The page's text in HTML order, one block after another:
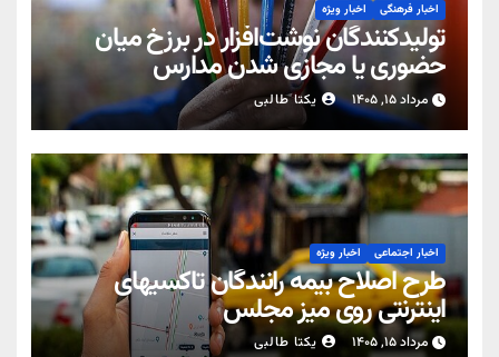
اخبار فرهنگی اخبار ویژه
تولیدکنندگان نوشت‌افزار در برزخ میان
حضوری یا مجازی شدن مدارس
مرداد ۱۵, ۱۴۰۵ یکتا طالبی
اخبار اجتماعی اخبار ویژه
طرح اصلاح بیمه رانندگان تاکسیهای
اینترنتی روی میز مجلس
مرداد ۱۵, ۱۴۰۵ یکتا طالبی